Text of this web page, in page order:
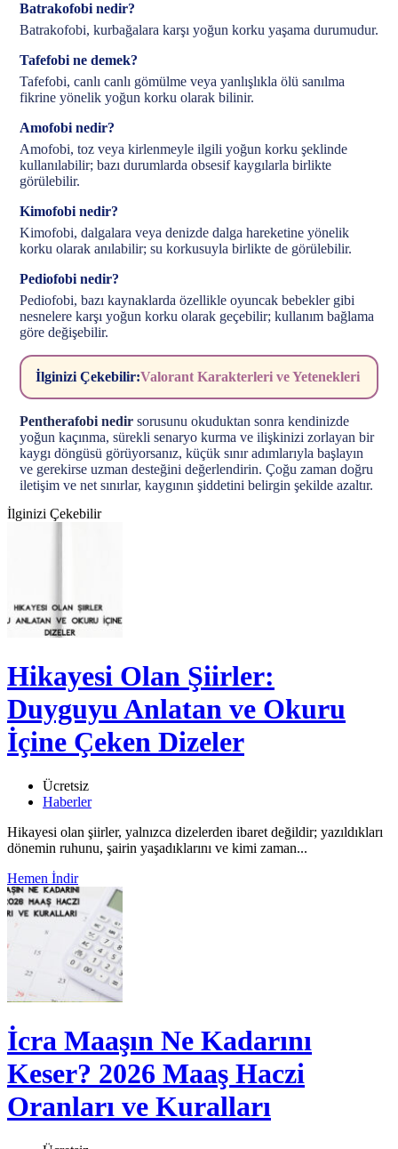
Batrakofobi nedir?
Batrakofobi, kurbağalara karşı yoğun korku yaşama durumudur.
Tafefobi ne demek?
Tafefobi, canlı canlı gömülme veya yanlışlıkla ölü sanılma
fikrine yönelik yoğun korku olarak bilinir.
Amofobi nedir?
Amofobi, toz veya kirlenmeyle ilgili yoğun korku şeklinde
kullanılabilir; bazı durumlarda obsesif kaygılarla birlikte
görülebilir.
Kimofobi nedir?
Kimofobi, dalgalara veya denizde dalga hareketine yönelik
korku olarak anılabilir; su korkusuyla birlikte de görülebilir.
Pediofobi nedir?
Pediofobi, bazı kaynaklarda özellikle oyuncak bebekler gibi
nesnelere karşı yoğun korku olarak geçebilir; kullanım bağlama
göre değişebilir.
İlginizi Çekebilir:Valorant Karakterleri ve Yetenekleri
Pentherafobi nedir sorusunu okuduktan sonra kendinizde
yoğun kaçınma, sürekli senaryo kurma ve ilişkinizi zorlayan bir
kaygı döngüsü görüyorsanız, küçük sınır adımlarıyla başlayın
ve gerekirse uzman desteğini değerlendirin. Çoğu zaman doğru
iletişim ve net sınırlar, kaygının şiddetini belirgin şekilde azaltır.
İlginizi Çekebilir
Hikayesi Olan Şiirler:
Duyguyu Anlatan ve Okuru
İçine Çeken Dizeler
Ücretsiz
Haberler
Hikayesi olan şiirler, yalnızca dizelerden ibaret değildir; yazıldıkları
dönemin ruhunu, şairin yaşadıklarını ve kimi zaman...
Hemen İndir
İcra Maaşın Ne Kadarını
Keser? 2026 Maaş Haczi
Oranları ve Kuralları